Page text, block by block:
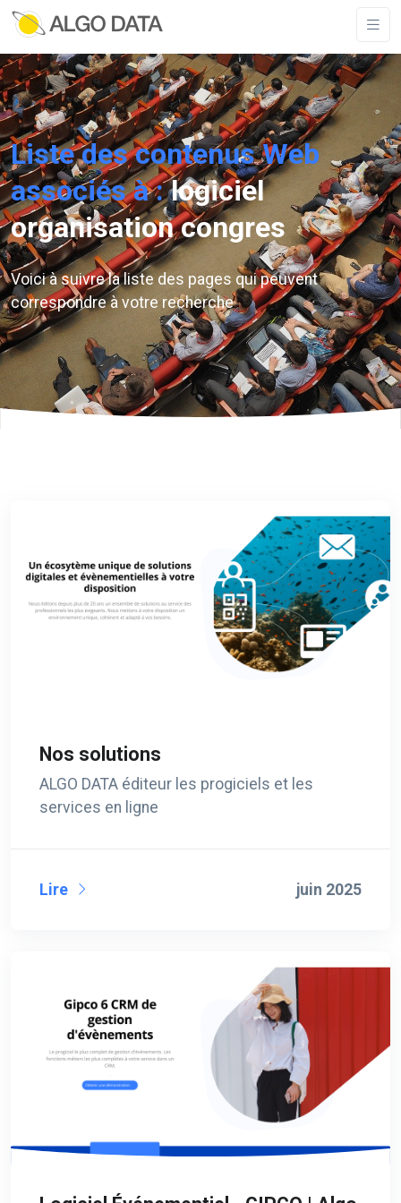
Liste des contenus Web
associés à :logiciel
organisation congres
Voici à suivre la liste des pages qui peuvent
correspondre à votre recherche
Nos solutions
ALGO DATA éditeur les progiciels et les
services en ligne
Lire juin 2025